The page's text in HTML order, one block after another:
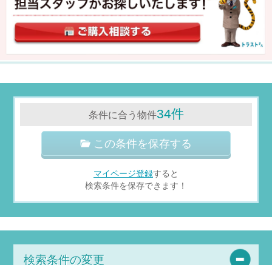
条件に合う物件34件
この条件を保存する
マイページ登録すると
検索条件を保存できます！
検索条件の変更